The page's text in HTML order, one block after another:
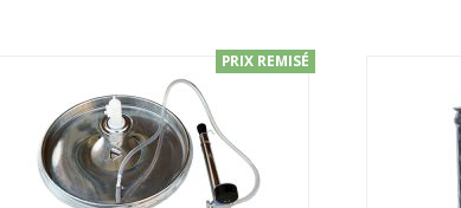
PRIX REMISÉ